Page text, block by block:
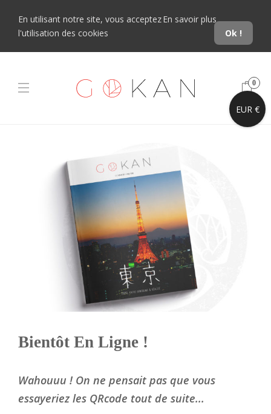
En utilisant notre site, vous acceptez
l'utilisation des cookies
En savoir plus
Ok !
0
Bientôt En Ligne !
Wahouuu ! On ne pensait pas que vous
essayeriez les QRcode tout de suite...
EUR €